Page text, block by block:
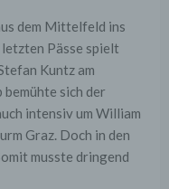
dem Mittelfeld ins
Pässe spielt
Kuntz am
sich der
intensiv um William
Graz. Doch in den
musste dringend